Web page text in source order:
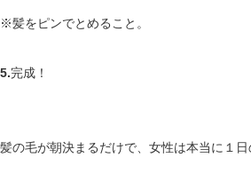
※髪をピンでとめること。
5.完成！
髪の毛が朝決まるだけで、女性は本当に１